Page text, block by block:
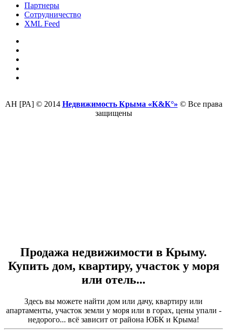
Партнеры
Сотрудничество
XML Feed
АН [РА] © 2014 Недвижимость Крыма «К&К°» © Все права
защищены
Продажа недвижимости в Крыму.
Купить дом, квартиру, участок у моря
или отель...
Здесь вы можете найти дом или дачу, квартиру или
апартаменты, участок земли у моря или в горах, цены упали -
недорого... всё зависит от района ЮБК и Крыма!